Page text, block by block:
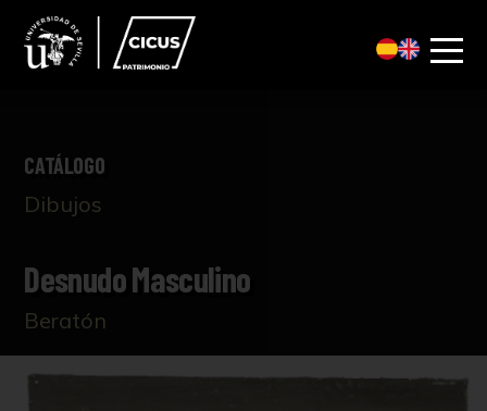
CATÁLOGO
Dibujos
Desnudo Masculino
Beratón